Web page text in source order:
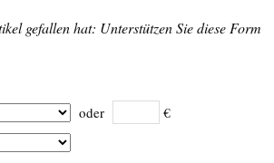
gefallen hat: Unterstützen Sie diese Form
oder €